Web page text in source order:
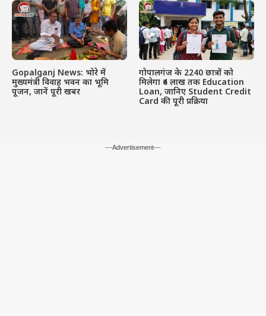
Gopalganj News: भोरे में
मुख्यमंत्री विवाह भवन का भूमि
पूजन, जानें पूरी खबर
गोपालगंज के 2240 छात्रों को
मिलेगा ₹4 लाख तक Education
Loan, जानिए Student Credit
Card की पूरी प्रक्रिया
---Advertisement---